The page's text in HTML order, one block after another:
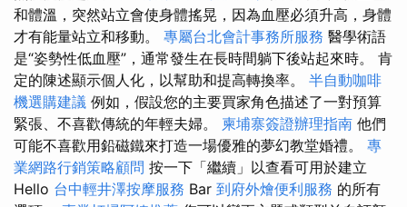
和體溫，突然站立會使身體搖晃，因為血壓必須升高，身體
才有能量站立和移動。 專屬台北會計事務所服務 醫學術語
是“姿勢性低血壓”，通常發生在長時間躺下後站起來時。 肯
定的陳述顯示個人化，以幫助和提高轉換率。 半自動咖啡
機選購建議 例如，假設您的主要買家角色描述了一對預算
緊張、不喜歡傳統的年輕夫婦。 柬埔寨簽證辦理指南 他們
可能不喜歡用鉛磁鐵來打造一場優雅的夢幻教堂婚禮。 專
業網路行銷策略顧問 按一下「繼續」以查看可用於建立
Hello 台中輕井澤按摩服務 Bar 到府外燴便利服務 的所有